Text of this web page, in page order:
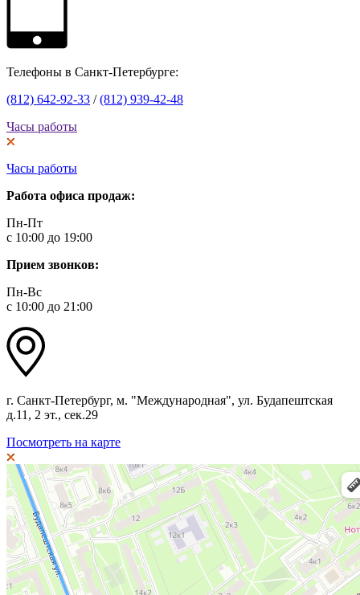
Телефоны в Санкт-Петербурге:
(812) 642-92-33 /(812) 939-42-48
Часы работы
Часы работы
Работа офиса продаж:
Пн-Пт
с 10:00 до 19:00
Прием звонков:
Пн-Вс
с 10:00 до 21:00
г. Санкт-Петербург, м. "Международная", ул. Будапештская
д.11, 2 эт., сек.29
Посмотреть на карте